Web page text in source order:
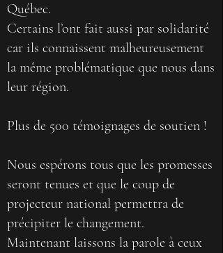
Québec.
Certains l’ont fait aussi par solidarité
car ils connaissent malheureusement
la même problématique que nous dans
leur région.
Plus de 500 témoignages de soutien !
Nous espérons tous que les promesses
seront tenues et que le coup de
projecteur national permettra de
précipiter le changement.
Maintenant laissons la parole à ceux